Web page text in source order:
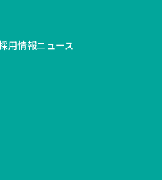
用情報ニュース